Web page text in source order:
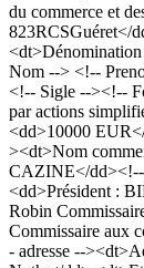
du commerce et
823RCSGuéret</
Nom --> <!--
<!-- Sigle --><!--
par actions
<dd>10000
><dt>Nom
CAZINE</dd><!--
<dd>Président :
Robin
Commissaire aux
- adresse --